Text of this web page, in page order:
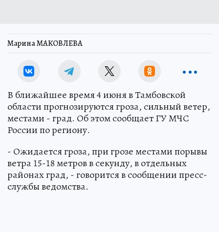
Марина МАКОВЛЕВА
В ближайшее время 4 июня в Тамбовской
области прогнозируются гроза, сильный ветер,
местами - град. Об этом сообщает ГУ МЧС
России по региону.
- Ожидается гроза, при грозе местами порывы
ветра 15-18 метров в секунду, в отдельных
районах град, - говорится в сообщении пресс-
службы ведомства.